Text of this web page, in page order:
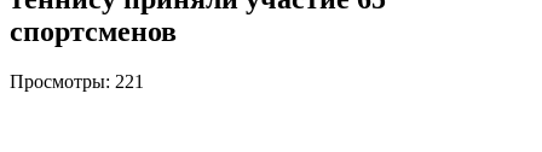
спортсменов
Просмотры: 221